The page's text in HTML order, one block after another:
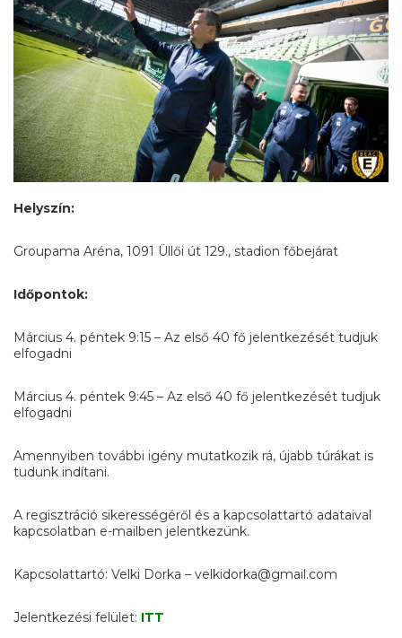
Helyszín:
Groupama Aréna, 1091 Üllői út 129., stadion főbejárat
Időpontok:
Március 4. péntek 9:15 – Az első 40 fő jelentkezését tudjuk
elfogadni
Március 4. péntek 9:45 – Az első 40 fő jelentkezését tudjuk
elfogadni
Amennyiben további igény mutatkozik rá, újabb túrákat is
tudunk indítani.
A regisztráció sikerességéről és a kapcsolattartó adataival
kapcsolatban e-mailben jelentkezünk.
Kapcsolattartó: Velki Dorka – velkidorka@gmail.com
Jelentkezési felület: ITT